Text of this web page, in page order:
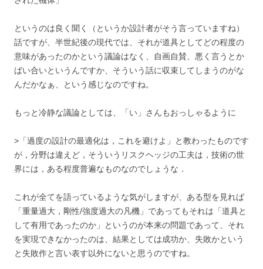
というのは良く聞く（というか設計者がそう言っていますね）
話ですが、半世紀後の現代では、それが道具としてどの程度の
意味があったのかという議論はなく、自画自賛、悪く言うとか
ばい合いというんですか、そういう話に収束してしまうのがな
んだかなぁ、という感じなのですね。
もっと冷静な議論としては、「い」さんもおっしゃるように
>「過度の設計の最適化は，これを避けよ」と教わったものです
が，分野は違えど，そういうリスクヘッジの工夫は，技術の世
界には，ある程度普遍なものなのでしょうな．
これが全てを語っているような気がしますが、ある型を見れば
「重量過大，剛性/強度過大の凡機」であってもそれは「道具と
して有用であったのか」というのが本来の問題であって、それ
を実現できなかったのは、結果としては成功か、失敗かという
と失敗作と言い表す以外にないと思うのですね。